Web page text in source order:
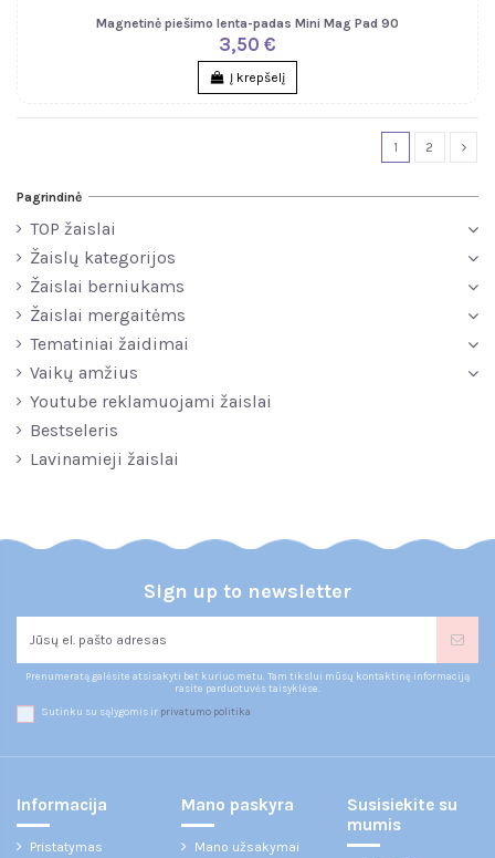
Magnetinė piešimo lenta-padas Mini Mag Pad 90
3,50 €
Į krepšelį
1 2
Pagrindinė
TOP žaislai
Žaislų kategorijos
Žaislai berniukams
Žaislai mergaitėms
Tematiniai žaidimai
Vaikų amžius
Youtube reklamuojami žaislai
Bestseleris
Lavinamieji žaislai
Sign up to newsletter
Prenumeratą galėsite atsisakyti bet kuriuo metu. Tam tikslui mūsų kontaktinę informaciją
rasite parduotuvės taisyklėse.
Sutinku su sąlygomis ir privatumo politika
Informacija
Pristatymas
Mano paskyra
Mano užsakymai
Susisiekite su
mumis